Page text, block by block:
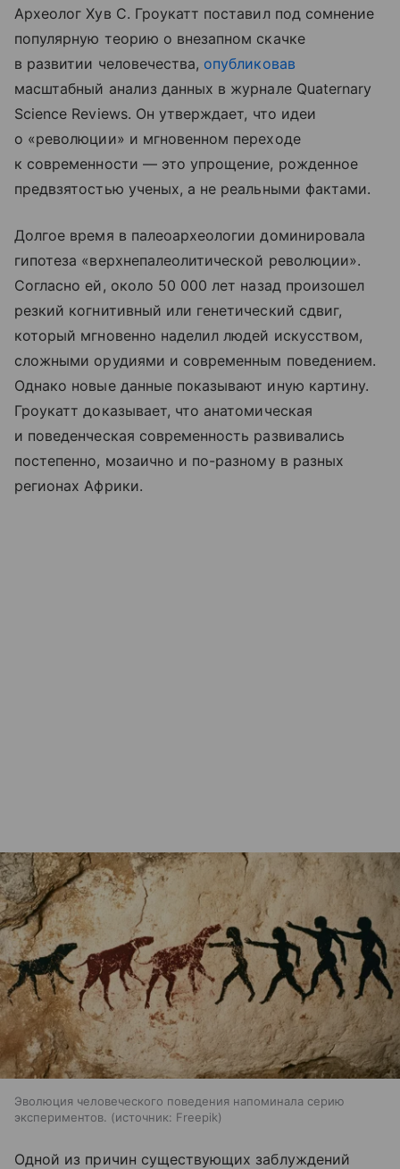
Археолог Хув С. Гроукатт поставил под сомнение
популярную теорию о внезапном скачке
в развитии человечества, опубликовав
масштабный анализ данных в журнале Quaternary
Science Reviews. Он утверждает, что идеи
о «революции» и мгновенном переходе
к современности — это упрощение, рожденное
предвзятостью ученых, а не реальными фактами.
Долгое время в палеоархеологии доминировала
гипотеза «верхнепалеолитической революции».
Согласно ей, около 50 000 лет назад произошел
резкий когнитивный или генетический сдвиг,
который мгновенно наделил людей искусством,
сложными орудиями и современным поведением.
Однако новые данные показывают иную картину.
Гроукатт доказывает, что анатомическая
и поведенческая современность развивались
постепенно, мозаично и по-разному в разных
регионах Африки.
Эволюция человеческого поведения напоминала серию
экспериментов.
источник: Freepik
Одной из причин существующих заблуждений